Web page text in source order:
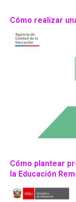
Cómo realizar
Cómo plantear
la Educación